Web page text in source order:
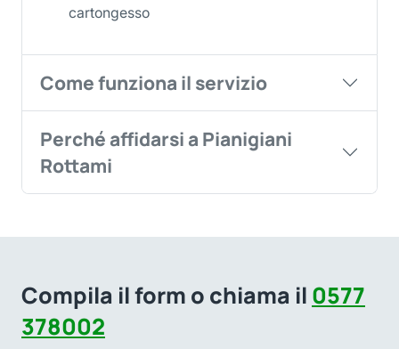
cartongesso
Come funziona il servizio
Perché affidarsi a Pianigiani
Rottami
Compila il form o chiama il 0577
378002